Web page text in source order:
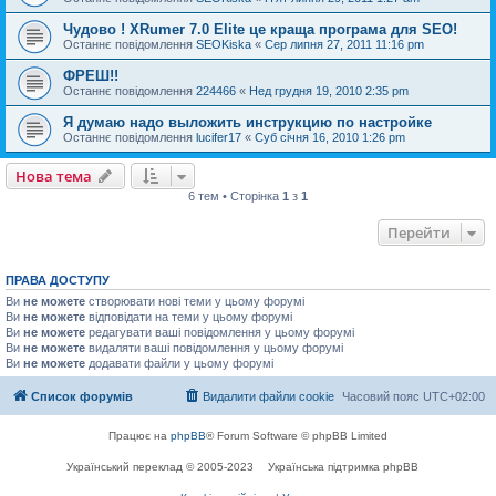
Чудово ! XRumer 7.0 Elite це краща програма для SEO!
Останнє повідомлення SEOKiska « Сер липня 27, 2011 11:16 pm
ФРЕШ!!
Останнє повідомлення 224466 « Нед грудня 19, 2010 2:35 pm
Я думаю надо выложить инструкцию по настройке
Останнє повідомлення lucifer17 « Суб січня 16, 2010 1:26 pm
Нова тема
6 тем • Сторінка 1 з 1
Перейти
ПРАВА ДОСТУПУ
Ви не можете створювати нові теми у цьому форумі
Ви не можете відповідати на теми у цьому форумі
Ви не можете редагувати ваші повідомлення у цьому форумі
Ви не можете видаляти ваші повідомлення у цьому форумі
Ви не можете додавати файли у цьому форумі
Список форумів Часовий пояс UTC+02:00
Видалити файли cookie
Працює на phpBB® Forum Software © phpBB Limited
Український переклад © 2005-2023 Українська підтримка phpBB